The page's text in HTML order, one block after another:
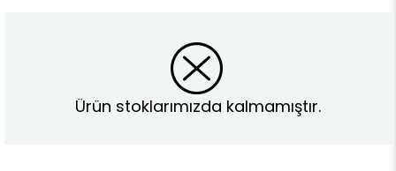
Ürün stoklarımızda kalmamıştır.